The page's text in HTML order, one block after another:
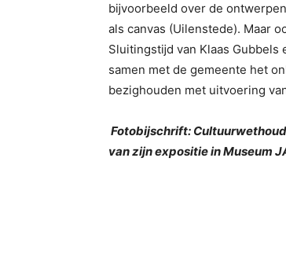
bĳvoorbeeld over de
als canvas (Uilenstede). Maar
Sluitingstĳd van Klaas Gubbels
samen met de gemeente het
bezighouden met uitvoering
Fotobijschrift:
van zijn expositie in Museum